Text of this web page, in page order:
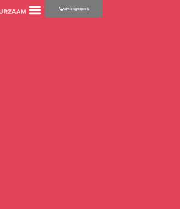
Adviesgesprek